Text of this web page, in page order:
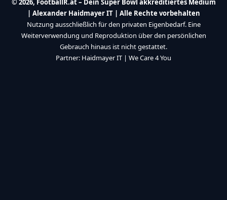
© 2026, FootballR.at – Dein Super Bowl akkreditiertes Medium
| Alexander Haidmayer IT | Alle Rechte vorbehalten
Nutzung ausschließlich für den privaten Eigenbedarf. Eine
Weiterverwendung und Reproduktion über den persönlichen
Gebrauch hinaus ist nicht gestattet.
Partner: Haidmayer IT | We Care 4 You